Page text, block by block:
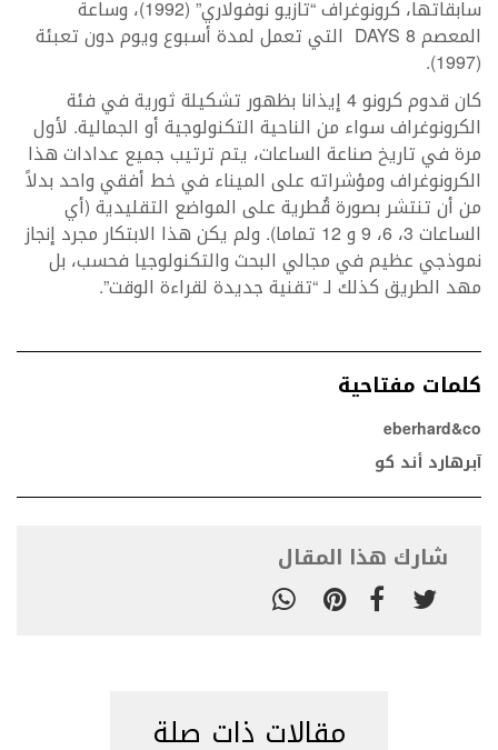
سابقاتها، كرونوغراف “تازيو نوفولاري” (1992)، وساعة
المعصم 8 DAYS التي تعمل لمدة أسبوع ويوم دون تعبئة
(1997).
كان قدوم كرونو 4 إيذانا بظهور تشكيلة ثورية في فئة
الكرونوغراف سواء من الناحية التكنولوجية أو الجمالية. لأول
مرة في تاريخ صناعة الساعات، يتم ترتيب جميع عدادات هذا
الكرونوغراف ومؤشراته على الميناء في خط أفقي واحد بدلاً
من أن تنتشر بصورة قُطرية على المواضع التقليدية (أي
الساعات 3، 6، 9 و 12 تماما). ولم يكن هذا الابتكار مجرد إنجاز
نموذجي عظيم في مجالي البحث والتكنولوجيا فحسب، بل
مهد الطريق كذلك لـ “تقنية جديدة لقراءة الوقت”.
كلمات مفتاحية
eberhard&co
آبرهارد أند كو
شارك هذا المقال
مقالات ذات صلة